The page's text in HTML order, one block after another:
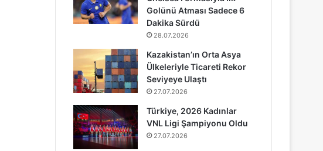
Golünü Atması Sadece 6
Dakika Sürdü
28.07.2026
Kazakistan’ın Orta Asya
Ülkeleriyle Ticareti Rekor
Seviyeye Ulaştı
27.07.2026
Türkiye, 2026 Kadınlar
VNL Ligi Şampiyonu Oldu
27.07.2026